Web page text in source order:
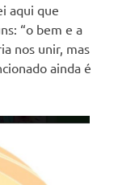
aqui que
“o bem e a
nos unir, mas
ainda é